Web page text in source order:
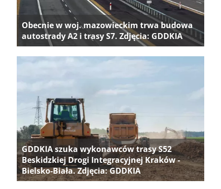
Obecnie w woj. mazowieckim trwa budowa
autostrady A2 i trasy S7. Zdjęcia: GDDKIA
GDDKIA szuka wykonawców trasy S52
Beskidzkiej Drogi Integracyjnej Kraków -
Bielsko-Biała. Zdjęcia: GDDKIA